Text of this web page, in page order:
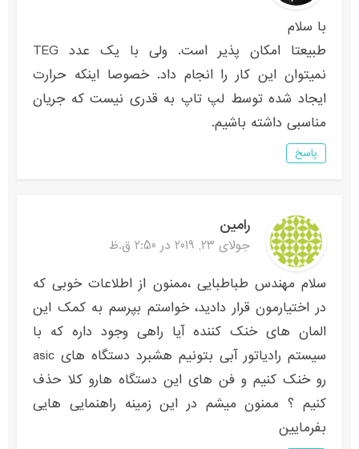
با سلام
طبیعتا امکان پذیر است. ولی با یک عدد TEG
نمیتوان این کار را انجام داد. خصوصا اینکه حرارت
ایجاد شده توسط لپ تاپ به قدری نیست که جریان
مناسبی داشته باشیم.
پاسخ
رامین
جولای 23, 2019 در 2:50 ق.ظ
سلام مهندس طباطبایی ،ممنون از اطلاعات خوبی که
در اختیارمون قرار دادید، خواستم بپرسم به کمک این
المان های خنک کننده آیا راهی وجود داره که با
سیستم رادیاتور آبی بتونیم هشبرد دستگاه های asic
رو خنک کنیم و فن های این دستگاه هارو کلا حذف
کنیم ؟ ممنون میشم در این زمینه راهنمایی هایی
بفرمایین